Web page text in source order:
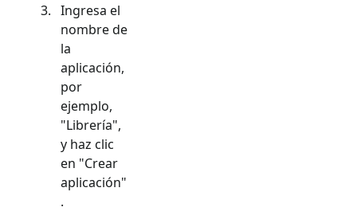
Ingresa el
nombre de
la
aplicación,
por
ejemplo,
"Librería",
y haz clic
en "Crear
aplicación"
.